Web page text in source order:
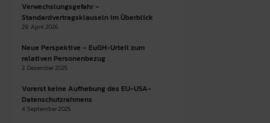
Verwechslungsgefahr –
Standardvertragsklauseln im Überblick
29. April 2026
Neue Perspektive – EuGH-Urteil zum
relativen Personenbezug
2. Dezember 2025
Vorerst keine Aufhebung des EU-USA-
Datenschutzrahmens
4. September 2025